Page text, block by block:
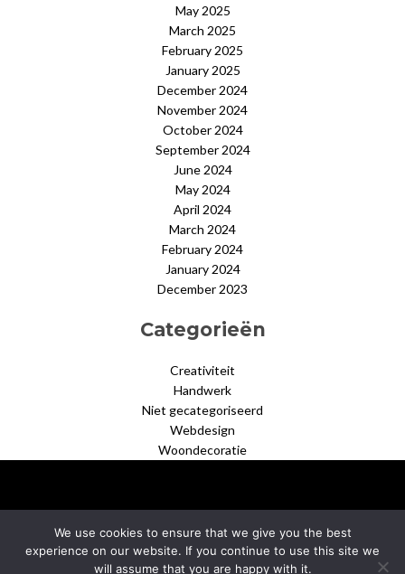
May 2025
March 2025
February 2025
January 2025
December 2024
November 2024
October 2024
September 2024
June 2024
May 2024
April 2024
March 2024
February 2024
January 2024
December 2023
Categorieën
Creativiteit
Handwerk
Niet gecategoriseerd
Webdesign
Woondecoratie
© 2026 creatiefnet.nl–Black Theme byZThemes Studio
We use cookies to ensure that we give you the best
experience on our website. If you continue to use this site we
will assume that you are happy with it.